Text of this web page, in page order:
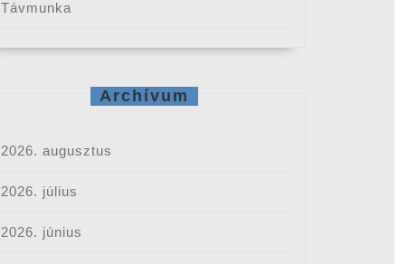
Távmunka
Archívum
2026. augusztus
2026. július
2026. június